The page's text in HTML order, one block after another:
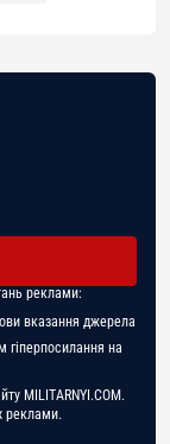
реклами:
вказання джерела
гіперпосилання на
MILITARNYI.COM.
реклами.